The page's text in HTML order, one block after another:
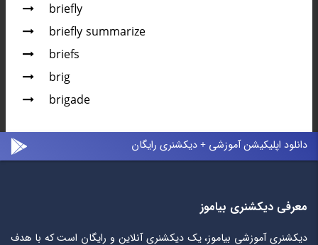
briefly
briefly summarize
briefs
brig
brigade
دانلود اپلیکیشن آموزشی + دیکشنری رایگان
معرفی دیکشنری بیاموز
دیکشنری آموزشی بیاموز، یک دیکشنری آنلاین و رایگان است که با هدف